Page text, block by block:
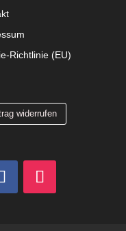
Richtlinie (EU)
widerrufen